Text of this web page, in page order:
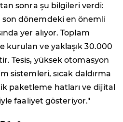
sonra şu bilgileri verdi:
son dönemdeki en önemli
yer alıyor. Toplam
kurulan ve yaklaşık 30.000
Tesis, yüksek otomasyon
sistemleri, sıcak daldırma
paketleme hatları ve dijital
faaliyet gösteriyor."